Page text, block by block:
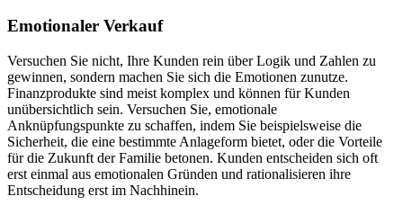
Emotionaler Verkauf
Versuchen Sie nicht, Ihre Kunden rein über Logik und Zahlen zu
gewinnen, sondern machen Sie sich die Emotionen zunutze.
Finanzprodukte sind meist komplex und können für Kunden
unübersichtlich sein. Versuchen Sie, emotionale
Anknüpfungspunkte zu schaffen, indem Sie beispielsweise die
Sicherheit, die eine bestimmte Anlageform bietet, oder die Vorteile
für die Zukunft der Familie betonen. Kunden entscheiden sich oft
erst einmal aus emotionalen Gründen und rationalisieren ihre
Entscheidung erst im Nachhinein.